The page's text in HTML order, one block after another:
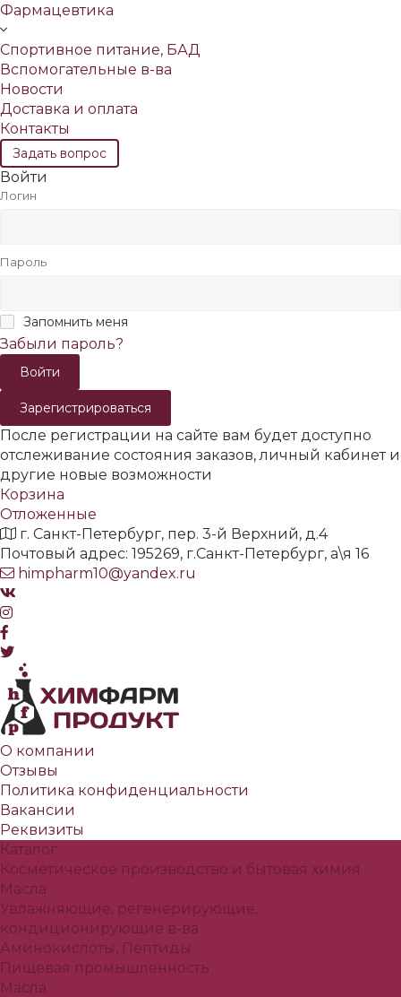
Фармацевтика
Спортивное питание, БАД
Вспомогательные в-ва
Новости
Доставка и оплата
Контакты
Задать вопрос
Войти
Логин
Пароль
Запомнить меня
Забыли пароль?
Зарегистрироваться
После регистрации на сайте вам будет доступно
отслеживание состояния заказов, личный кабинет и
другие новые возможности
Корзина
Отложенные
г. Санкт-Петербург, пер. 3-й Верхний, д.4
Почтовый адрес: 195269, г.Санкт-Петербург, а\я 16
himpharm10@yandex.ru
О компании
Отзывы
Политика конфиденциальности
Вакансии
Реквизиты
Каталог
Косметическое производство и бытовая химия
Масла
Увлажняющие, регенерирующие,
кондиционирующие в-ва
Аминокислоты, Пептиды
Пищевая промышленность
Масла